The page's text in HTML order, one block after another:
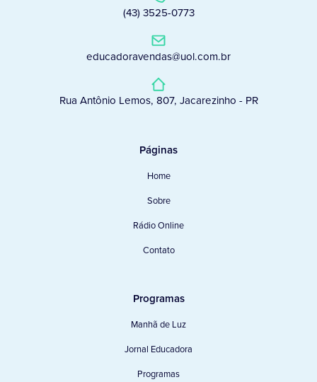
(43) 3525-0773
educadoravendas@uol.com.br
Rua Antônio Lemos, 807, Jacarezinho - PR
Páginas
Home
Sobre
Rádio Online
Contato
Programas
Manhã de Luz
Jornal Educadora
Programas